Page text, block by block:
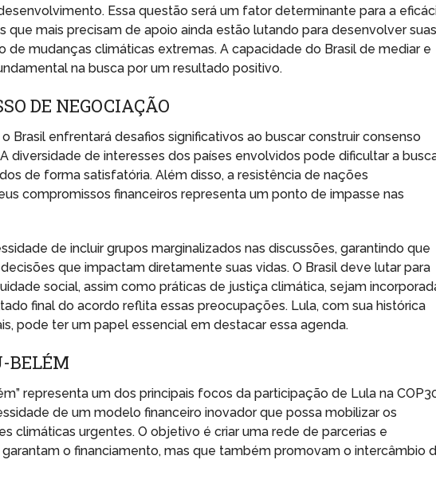
Essa questão será um fator determinante para a
que mais precisam de apoio ainda estão lutando para desenvolver
de mudanças climáticas extremas. A capacidade do Brasil de mediar e
na busca por um resultado positivo.
DE NEGOCIAÇÃO
Brasil enfrentará desafios significativos ao buscar construir consenso
diversidade de interesses dos países envolvidos pode dificultar a
de forma satisfatória. Além disso, a resistência de nações
compromissos financeiros representa um ponto de impasse nas
de incluir grupos marginalizados nas discussões, garantindo que
que impactam diretamente suas vidas. O Brasil deve lutar para
social, assim como práticas de justiça climática, sejam
final do acordo reflita essas preocupações. Lula, com sua histórica
pode ter um papel essencial em destacar essa agenda.
BELÉM
representa um dos principais focos da participação de Lula na
de um modelo financeiro inovador que possa mobilizar os
climáticas urgentes. O objetivo é criar uma rede de parcerias e
o financiamento, mas que também promovam o intercâmbio